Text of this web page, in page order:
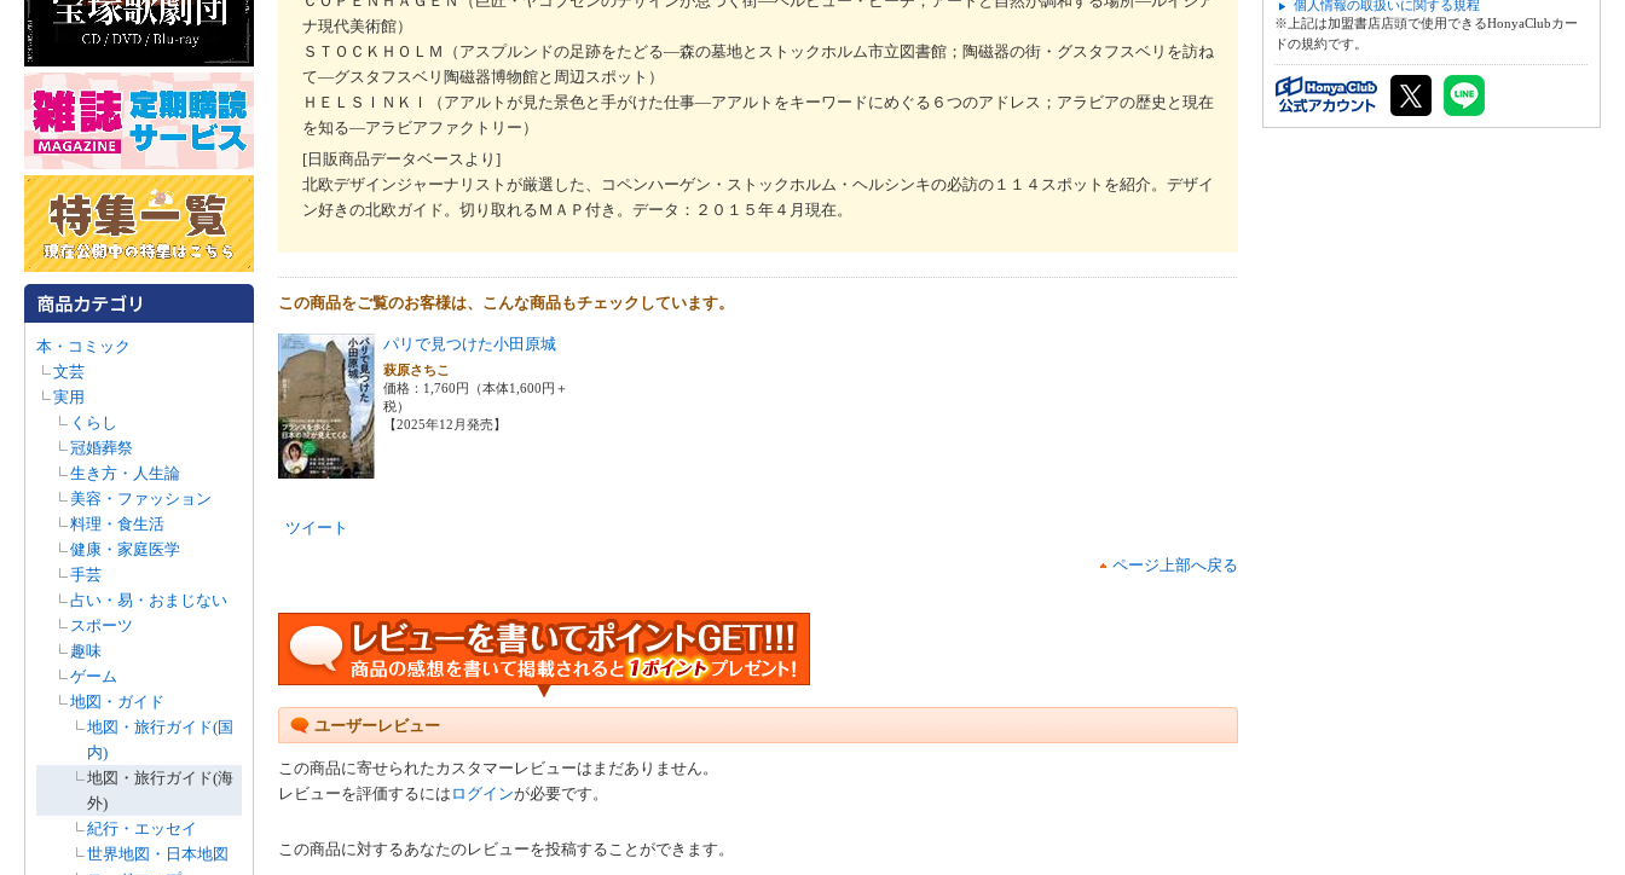
本・コミック
文芸
実用
くらし
冠婚葬祭
生き方・人生論
美容・ファッション
料理・食生活
健康・家庭医学
手芸
占い・易・おまじない
スポーツ
趣味
ゲーム
地図・ガイド
地図・旅行ガイド(国
内)
地図・旅行ガイド(海
外)
紀行・エッセイ
世界地図・日本地図
ナ現代美術館）
ＳＴＯＣＫＨＯＬＭ（アスプルンドの足跡をたどる―森の墓地とストックホルム市立図書館；陶磁器の街・グスタフスベリを訪ね
て―グスタフスベリ陶磁器博物館と周辺スポット）
ＨＥＬＳＩＮＫＩ（アアルトが見た景色と手がけた仕事―アアルトをキーワードにめぐる６つのアドレス；アラビアの歴史と現在
を知る―アラビアファクトリー）
[日販商品データベースより]
北欧デザインジャーナリストが厳選した、コペンハーゲン・ストックホルム・ヘルシンキの必訪の１１４スポットを紹介。デザイ
ン好きの北欧ガイド。切り取れるＭＡＰ付き。データ：２０１５年４月現在。
この商品をご覧のお客様は、こんな商品もチェックしています。
パリで見つけた小田原城
萩原さちこ
価格：1,760円（本体1,600円＋
税）
【2025年12月発売】
ツイート
ページ上部へ戻る
ユーザーレビュー
この商品に寄せられたカスタマーレビューはまだありません。
レビューを評価するには ログインが必要です。
この商品に対するあなたのレビューを投稿することができます。
個人情報の取扱いに関する規程
※上記は加盟書店店頭で使用できるHonyaClubカー
ドの規約です。